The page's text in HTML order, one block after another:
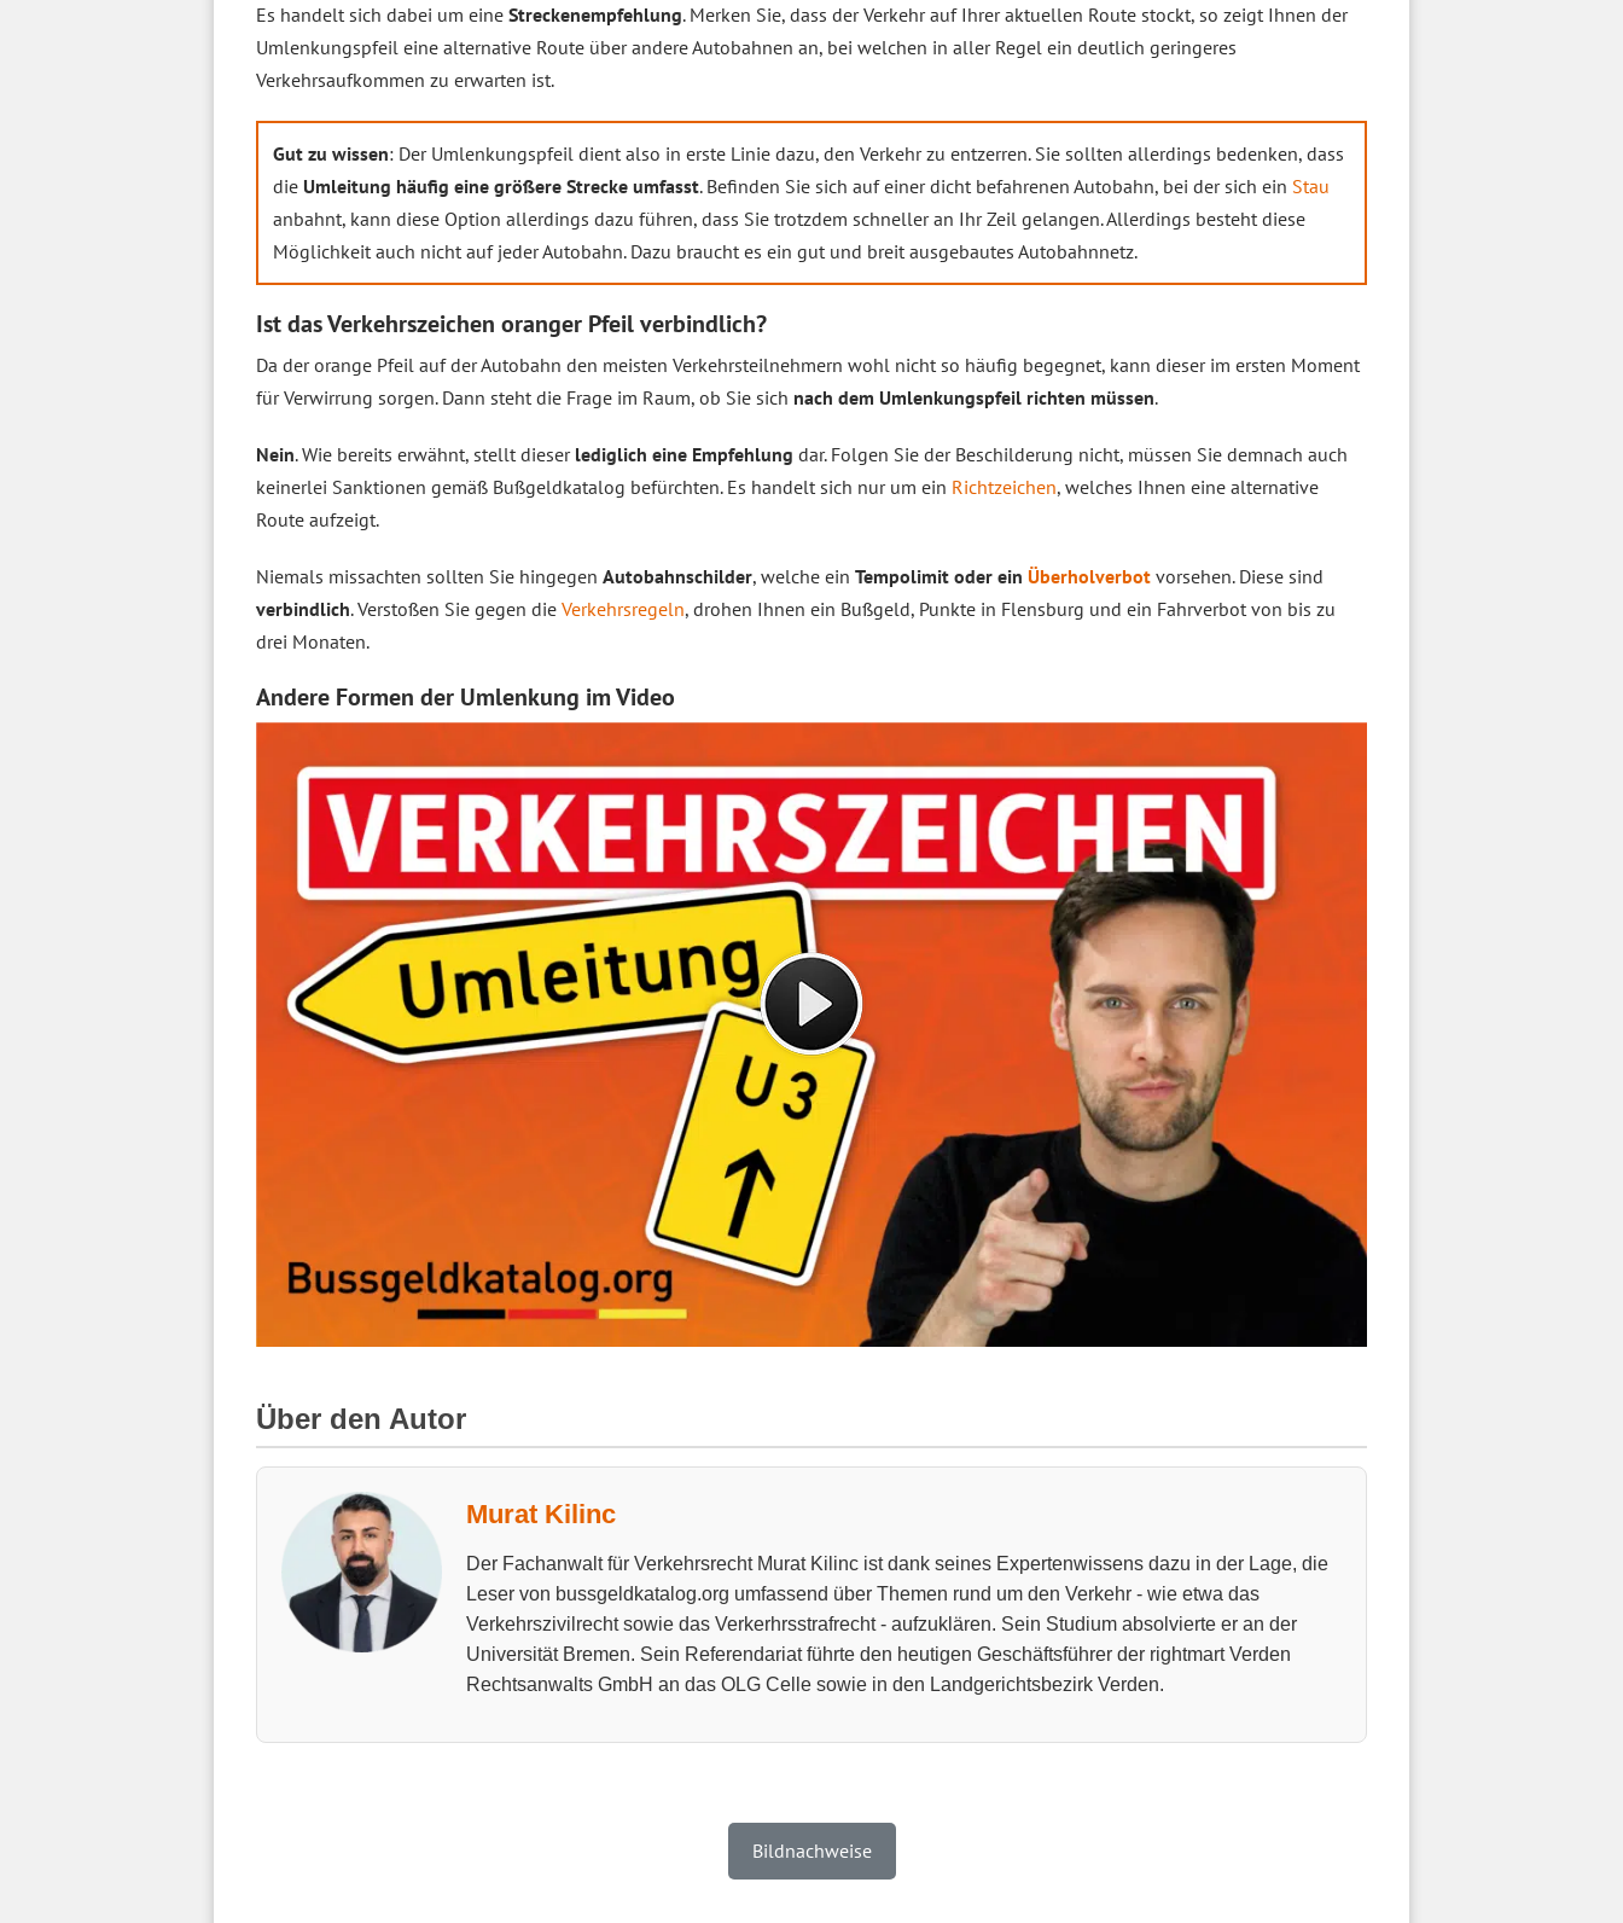
Es handelt sich dabei um eine Streckenempfehlung. Merken Sie, dass der Verkehr auf Ihrer aktuellen Route stockt, so zeigt Ihnen der
Umlenkungspfeil eine alternative Route über andere Autobahnen an, bei welchen in aller Regel ein deutlich geringeres
Verkehrsaufkommen zu erwarten ist.
Gut zu wissen: Der Umlenkungspfeil dient also in erste Linie dazu, den Verkehr zu entzerren. Sie sollten allerdings bedenken, dass
die Umleitung häufig eine größere Strecke umfasst. Befinden Sie sich auf einer dicht befahrenen Autobahn, bei der sich ein Stau
anbahnt, kann diese Option allerdings dazu führen, dass Sie trotzdem schneller an Ihr Zeil gelangen. Allerdings besteht diese
Möglichkeit auch nicht auf jeder Autobahn. Dazu braucht es ein gut und breit ausgebautes Autobahnnetz.
Ist das Verkehrszeichen oranger Pfeil verbindlich?
Da der orange Pfeil auf der Autobahn den meisten Verkehrsteilnehmern wohl nicht so häufig begegnet, kann dieser im ersten Moment
für Verwirrung sorgen. Dann steht die Frage im Raum, ob Sie sich nach dem Umlenkungspfeil richten müssen.
Nein. Wie bereits erwähnt, stellt dieser lediglich eine Empfehlung dar. Folgen Sie der Beschilderung nicht, müssen Sie demnach auch
keinerlei Sanktionen gemäß Bußgeldkatalog befürchten. Es handelt sich nur um ein Richtzeichen, welches Ihnen eine alternative
Route aufzeigt.
Niemals missachten sollten Sie hingegen Autobahnschilder, welche ein Tempolimit oder ein Überholverbot vorsehen. Diese sind
verbindlich. Verstoßen Sie gegen die Verkehrsregeln, drohen Ihnen ein Bußgeld, Punkte in Flensburg und ein Fahrverbot von bis zu
drei Monaten.
Andere Formen der Umlenkung im Video
Über den Autor
Murat Kilinc
Der Fachanwalt für Verkehrsrecht Murat Kilinc ist dank seines Expertenwissens dazu in der Lage, die
Leser von bussgeldkatalog.org umfassend über Themen rund um den Verkehr - wie etwa das
Verkehrszivilrecht sowie das Verkerhrsstrafrecht - aufzuklären. Sein Studium absolvierte er an der
Universität Bremen. Sein Referendariat führte den heutigen Geschäftsführer der rightmart Verden
Rechtsanwalts GmbH an das OLG Celle sowie in den Landgerichtsbezirk Verden.
Bildnachweise